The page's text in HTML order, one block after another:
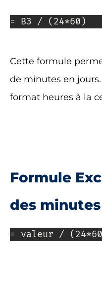
= B3 / (24*60)
Cette formule
de minutes en
format heures à la
Formule
des
= valeur /